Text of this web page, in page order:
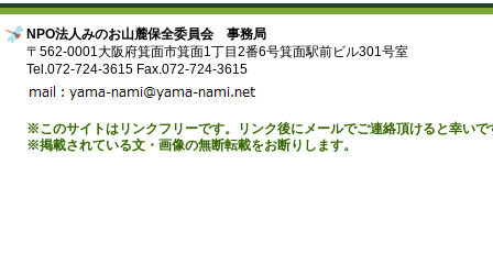
NPO法人みのお山麓保全委員会 事務局
〒562-0001大阪府箕面市箕面1丁目2番6号箕面駅前ビル301号室
Tel.072-724-3615 Fax.072-724-3615
※このサイトはリンクフリーです。リンク後にメールでご連絡頂けると幸いで
※掲載されている文・画像の無断転載をお断りします。